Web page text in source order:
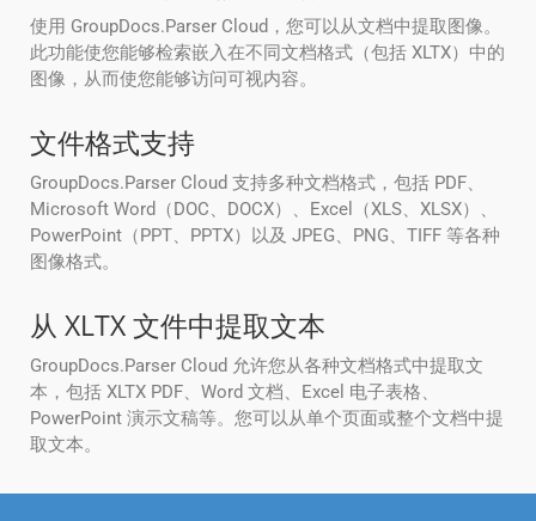
使用 GroupDocs.Parser Cloud，您可以从文档中提取图像。
此功能使您能够检索嵌入在不同文档格式（包括 XLTX）中的
图像，从而使您能够访问可视内容。
文件格式支持
GroupDocs.Parser Cloud 支持多种文档格式，包括 PDF、
Microsoft Word（DOC、DOCX）、Excel（XLS、XLSX）、
PowerPoint（PPT、PPTX）以及 JPEG、PNG、TIFF 等各种
图像格式。
从 XLTX 文件中提取文本
GroupDocs.Parser Cloud 允许您从各种文档格式中提取文
本，包括 XLTX PDF、Word 文档、Excel 电子表格、
PowerPoint 演示文稿等。您可以从单个页面或整个文档中提
取文本。